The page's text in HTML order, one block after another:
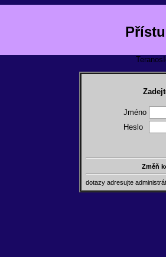
Jméno
Heslo
Změň
dotazy adresujte